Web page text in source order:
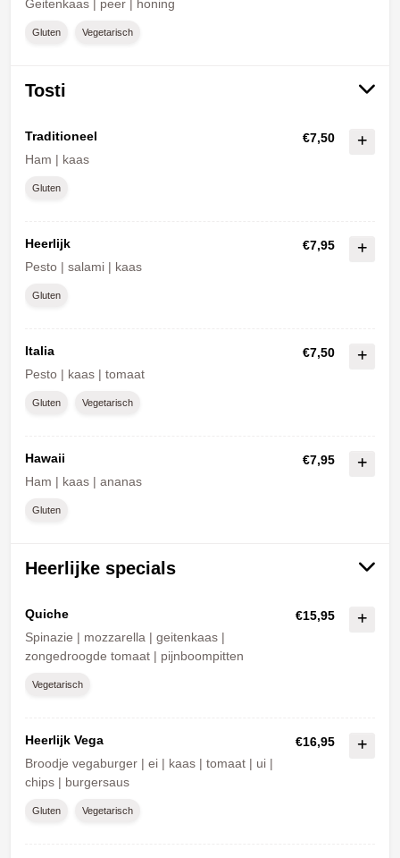
Geitenkaas | peer | honing
Gluten Vegetarisch
Tosti
Traditioneel
Ham | kaas
€7,50
Gluten
Heerlijk
Pesto | salami | kaas
€7,95
Gluten
Italia
Pesto | kaas | tomaat
€7,50
Gluten Vegetarisch
Hawaii
Ham | kaas | ananas
€7,95
Gluten
Heerlijke specials
Quiche
Spinazie | mozzarella | geitenkaas |
zongedroogde tomaat | pijnboompitten
€15,95
Vegetarisch
Heerlijk Vega
Broodje vegaburger | ei | kaas | tomaat | ui |
chips | burgersaus
€16,95
Gluten Vegetarisch